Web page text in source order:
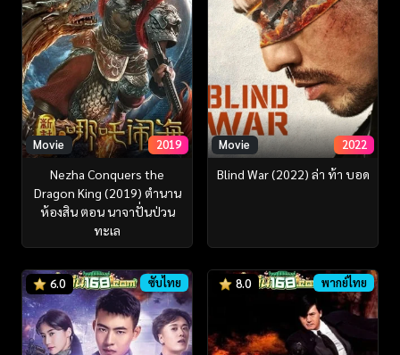
Movie 2019
Nezha Conquers the
Dragon King (2019) ตำนาน
ห้องสิน ตอน นาจาปั่นป่วน
ทะเล
Movie 2022
Blind War (2022) ล่า ท้า บอด
6.0 ซับไทย 8.0 พากย์ไทย